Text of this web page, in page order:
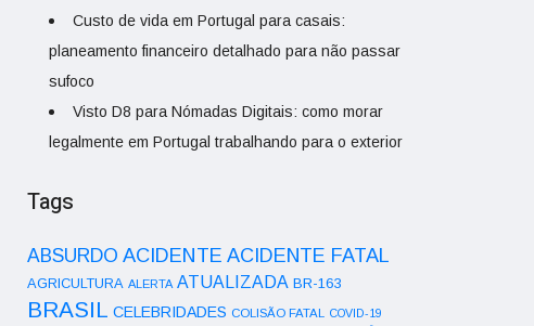
Custo de vida em Portugal para casais:
planeamento financeiro detalhado para não passar
sufoco
Visto D8 para Nómadas Digitais: como morar
legalmente em Portugal trabalhando para o exterior
Tags
ABSURDO ACIDENTE ACIDENTE FATAL
AGRICULTURA ALERTA ATUALIZADA BR-163
BRASIL CELEBRIDADES COLISÃO FATAL COVID-19